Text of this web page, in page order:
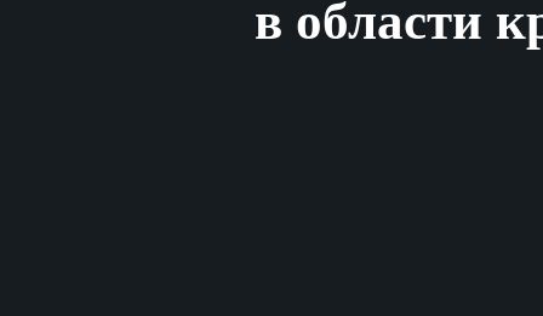
в области